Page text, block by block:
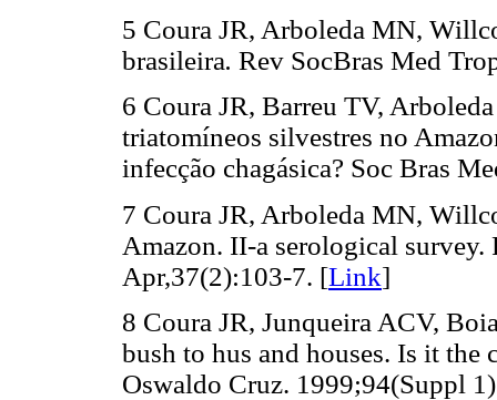
5 Coura JR, Arboleda MN,
brasileira. Rev SocBras Med
6 Coura JR, Barreu TV,
triatomíneos silvestres no
infecção chagásica? Soc Bras
7 Coura JR, Arboleda MN,
Amazon. II-a serological
Apr,37(2):103-7. [Link]
8 Coura JR, Junqueira ACV,
bush to hus and houses. Is it
Oswaldo Cruz. 1999;94(Suppl